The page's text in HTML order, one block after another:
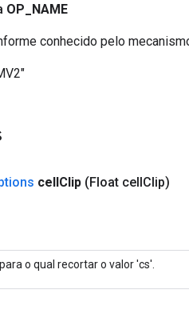
OP NAME
conhecido pelo
cellClip (Float cellClip)
o qual recortar o valor 'cs'.